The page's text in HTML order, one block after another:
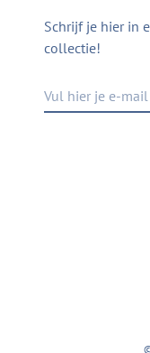
Schrijf je hier in
collectie!